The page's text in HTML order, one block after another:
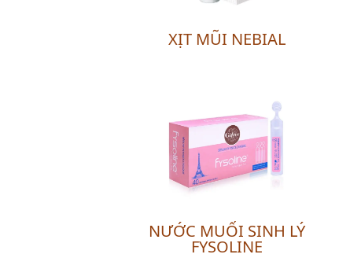
XỊT MŨI NEBIAL
NƯỚC MUỐI SINH LÝ
FYSOLINE